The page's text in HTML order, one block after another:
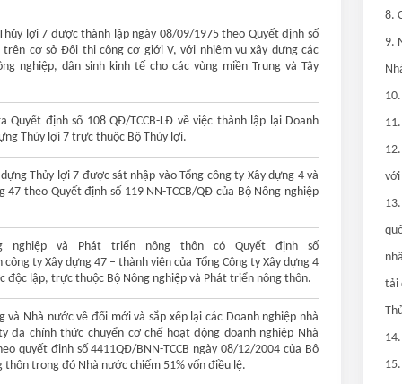
lợi 7 được thành lập ngày 08/09/1975 theo Quyết định số
trên cơ sở Đội thi công cơ giới V, với nhiệm vụ xây dựng các
nghiệp, dân sinh kinh tế cho các vùng miền Trung và Tây
Quyết định số 108 QĐ/TCCB-LĐ về việc thành lập lại Doanh
Thủy lợi 7 trực thuộc Bộ Thủy lợi.
Thủy lợi 7 được sát nhập vào Tổng công ty Xây dựng 4 và
47 theo Quyết định số 119 NN-TCCB/QĐ của Bộ Nông nghiệp
nghiệp và Phát triển nông thôn có Quyết định số
ty Xây dựng 47 – thành viên của Tổng Công ty Xây dựng 4
độc lập, trực thuộc Bộ Nông nghiệp và Phát triển nông thôn.
Nhà nước về đổi mới và sắp xếp lại các Doanh nghiệp nhà
đã chính thức chuyển cơ chế hoạt động doanh nghiệp Nhà
quyết định số 4411QĐ/BNN-TCCB ngày 08/12/2004 của Bộ
thôn trong đó Nhà nước chiếm 51% vốn điều lệ.
8.
9.
với
tải